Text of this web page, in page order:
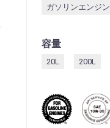
ガソリンエンジン
容量
20L 200L